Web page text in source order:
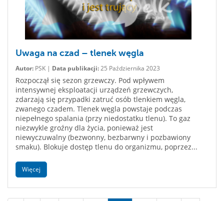
Uwaga na czad – tlenek węgla
Autor: PSK | Data publikacji:25 Października 2023
Rozpoczął się sezon grzewczy. Pod wpływem
intensywnej eksploatacji urządzeń grzewczych,
zdarzają się przypadki zatruć osób tlenkiem węgla,
zwanego czadem. Tlenek węgla powstaje podczas
niepełnego spalania (przy niedostatku tlenu). To gaz
niezwykle groźny dla życia, ponieważ jest
niewyczuwalny (bezwonny, bezbarwny i pozbawiony
smaku). Blokuje dostęp tlenu do organizmu, poprzez...
Więcej